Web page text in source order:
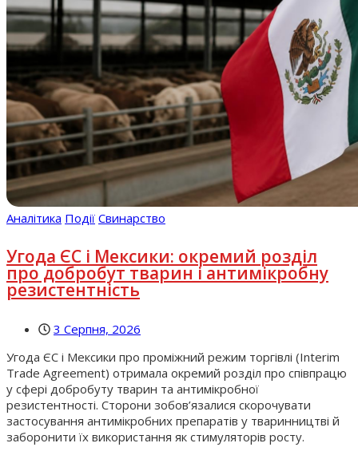
Аналітика Події Свинарство
Угода ЄС і Мексики: окремий розділ
про добробут тварин і антимікробну
резистентність
3 Серпня, 2026
Угода ЄС і Мексики про проміжний режим торгівлі (Interim
Trade Agreement) отримала окремий розділ про співпрацю
у сфері добробуту тварин та антимікробної
резистентності. Сторони зобов’язалися скорочувати
застосування антимікробних препаратів у тваринництві й
заборонити їх використання як стимуляторів росту.